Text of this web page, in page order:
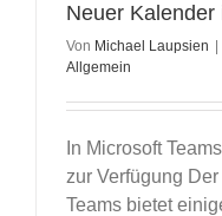
Neuer Kalender
Von Michael Laupsien
Allgemein
In Microsoft
zur Verfügung
Teams bietet